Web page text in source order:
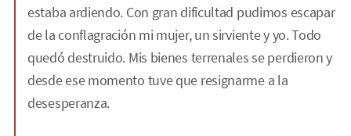
estaba ardiendo. Con gran dificultad pudimos escapar
de la conflagración mi mujer, un sirviente y yo. Todo
quedó destruido. Mis bienes terrenales se perdieron y
desde ese momento tuve que resignarme a la
desesperanza.